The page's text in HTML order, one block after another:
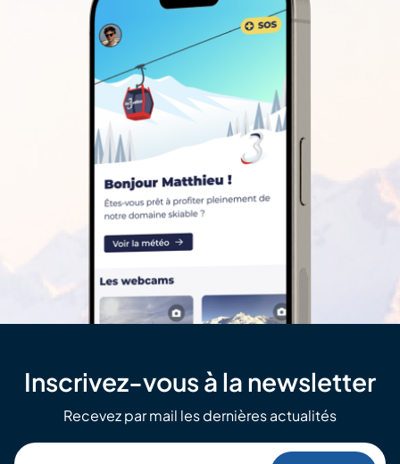
Inscrivez-vous à la newsletter
Recevez par mail les dernières actualités